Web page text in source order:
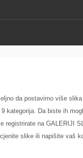
da postavimo više
kategorija. Da biste ih
registrirate na GALERIJI
slike ili napišite vaš